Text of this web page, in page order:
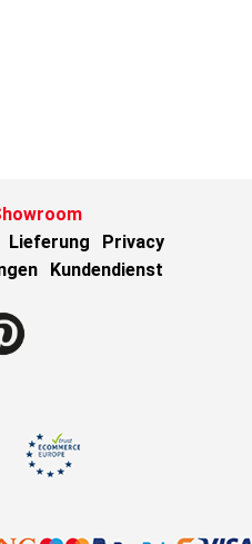
Lieferung
Privacy
Kundendienst